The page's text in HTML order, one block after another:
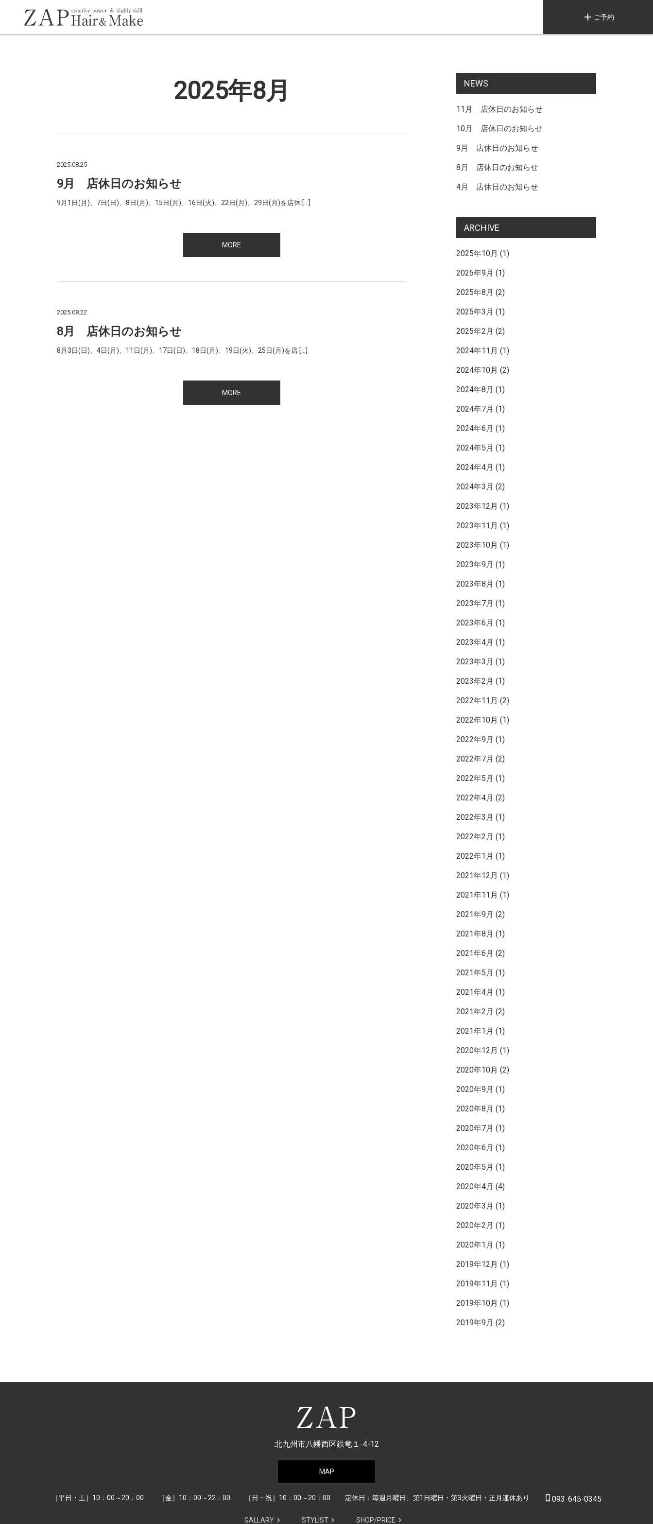
add ご予約
2025年8月
2025.08.25
9月 店休日のお知らせ
9月1日(月)、7日(日)、8日(月)、15日(月)、16日(火)、22日(月)、29日(月)を店休 […]
MORE
2025.08.22
8月 店休日のお知らせ
8月3日(日)、4日(月)、11日(月)、17日(日)、18日(月)、19日(火)、25日(月)を店 […]
MORE
NEWS
11月 店休日のお知らせ
10月 店休日のお知らせ
9月 店休日のお知らせ
8月 店休日のお知らせ
4月 店休日のお知らせ
ARCHIVE
2025年10月 (1)
2025年9月 (1)
2025年8月 (2)
2025年3月 (1)
2025年2月 (2)
2024年11月 (1)
2024年10月 (2)
2024年8月 (1)
2024年7月 (1)
2024年6月 (1)
2024年5月 (1)
2024年4月 (1)
2024年3月 (2)
2023年12月 (1)
2023年11月 (1)
2023年10月 (1)
2023年9月 (1)
2023年8月 (1)
2023年7月 (1)
2023年6月 (1)
2023年4月 (1)
2023年3月 (1)
2023年2月 (1)
2022年11月 (2)
2022年10月 (1)
2022年9月 (1)
2022年7月 (2)
2022年5月 (1)
2022年4月 (2)
2022年3月 (1)
2022年2月 (1)
2022年1月 (1)
2021年12月 (1)
2021年11月 (1)
2021年9月 (2)
2021年8月 (1)
2021年6月 (2)
2021年5月 (1)
2021年4月 (1)
2021年2月 (2)
2021年1月 (1)
2020年12月 (1)
2020年10月 (2)
2020年9月 (1)
2020年8月 (1)
2020年7月 (1)
2020年6月 (1)
2020年5月 (1)
2020年4月 (4)
2020年3月 (1)
2020年2月 (1)
2020年1月 (1)
2019年12月 (1)
2019年11月 (1)
2019年10月 (1)
2019年9月 (2)
北九州市八幡西区鉄竜１-4-12
MAP
［平日・土］10：00～20：00 ［金］10：00～22：00 ［日・祝］10：00～20：00 定休日：毎週月曜日、第1日曜日・第3火曜日・正月連休あり phone_iphone 093-645-0345
GALLARY STYLIST SHOP/PRICE